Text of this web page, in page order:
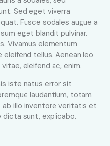
Sed eget viverra
Fusce sodales augue a
eget blandit pulvinar.
Vivamus elementum
eleifend tellus. Aenean leo
eleifend ac, enim.
iste natus error sit
laudantium, totam
ab illo inventore veritatis et
sunt, explicabo.